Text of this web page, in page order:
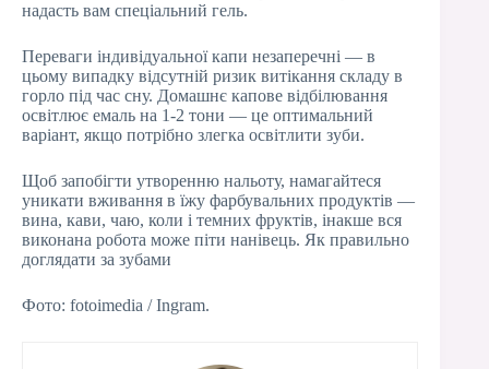
надасть вам спеціальний гель.
Переваги індивідуальної капи незаперечні — в
цьому випадку відсутній ризик витікання складу в
горло під час сну. Домашнє капове відбілювання
освітлює емаль на 1-2 тони — це оптимальний
варіант, якщо потрібно злегка освітлити зуби.
Щоб запобігти утворенню нальоту, намагайтеся
уникати вживання в їжу фарбувальних продуктів —
вина, кави, чаю, коли і темних фруктів, інакше вся
виконана робота може піти нанівець. Як правильно
доглядати за зубами
Фото: fotoimedia / Ingram.